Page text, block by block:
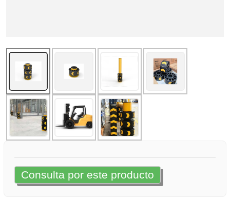
Consulta por este producto